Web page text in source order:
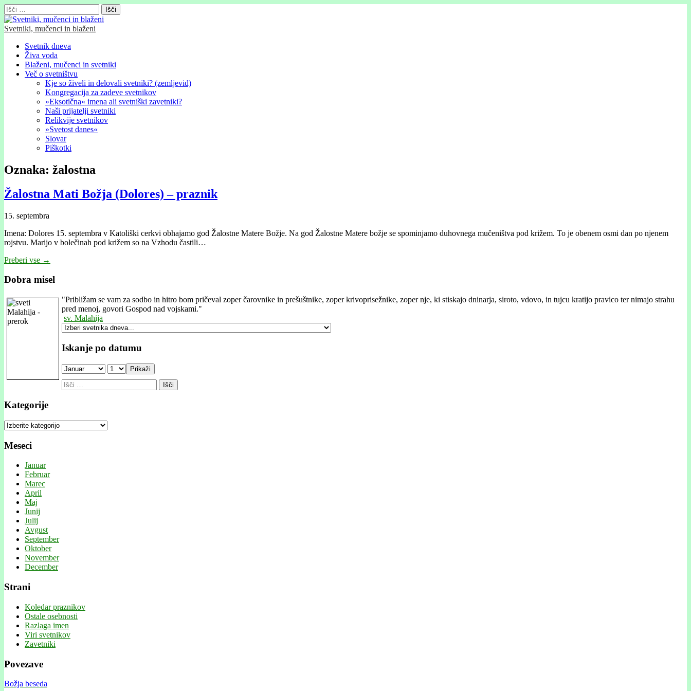
Išči:
Svetniki, mučenci in blaženi
Glavni
meni
Skip
content
Svetnik dneva
Živa voda
Blaženi, mučenci in svetniki
Več o svetništvu
Kje so živeli in delovali svetniki? (zemljevid)
Kongregacija za zadeve svetnikov
»Eksotična« imena ali svetniški zavetniki?
Naši prijatelji svetniki
Relikvije svetnikov
»Svetost danes«
Slovar
Piškotki
Oznaka: žalostna
Žalostna Mati Božja (Dolores) – praznik
15. septembra
Imena: Dolores 15. septembra v Katoliški cerkvi obhajamo god Žalostne Matere Božje. Na god Žalostne Matere božje se spominjamo duhovnega mučeništva pod križem. To je obenem osmi dan po njenem
rojstvu. Marijo v bolečinah pod križem so na Vzhodu častili…
Preberi vse →
Dobra misel
"Približam se vam za sodbo in hitro bom pričeval zoper čarovnike in prešuštnike, zoper krivoprisežnike, zoper nje, ki stiskajo dninarja, siroto, vdovo, in tujcu kratijo pravico ter nimajo strahu
pred menoj, govori Gospod nad vojskami."
sv. Malahija
Iskanje po datumu
Prikaži
Išči:
Kategorije
Kategorije
Meseci
Januar
Februar
Marec
April
Maj
Junij
Julij
Avgust
September
Oktober
November
December
Strani
Koledar praznikov
Ostale osebnosti
Razlaga imen
Viri svetnikov
Zavetniki
Povezave
Božja beseda